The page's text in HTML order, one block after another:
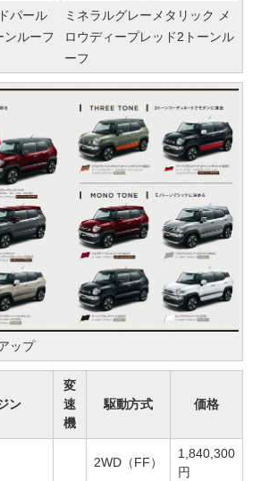
パール
ンルーフ
ミネラルグレーメタリック メ
ロウディープレッド2トーンル
ーフ
ップ
ン
変
速
機
駆動方式 価格
2WD（FF）
1,840,300
円